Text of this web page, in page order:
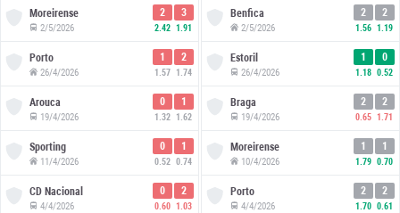
Moreirense
2/5/2026
2
2.42
3
1.91
Porto
26/4/2026
1
1.57
2
1.74
Arouca
19/4/2026
0
1.32
1
1.62
Sporting
11/4/2026
0
0.52
1
0.74
CD Nacional
4/4/2026
0
0.60
2
1.03
Benfica
2/5/2026
2
1.56
2
1.19
Estoril
26/4/2026
1
1.18
0
0.52
Braga
19/4/2026
2
0.65
2
1.71
Moreirense
10/4/2026
1
1.79
1
0.70
Porto
4/4/2026
2
1.70
2
0.61